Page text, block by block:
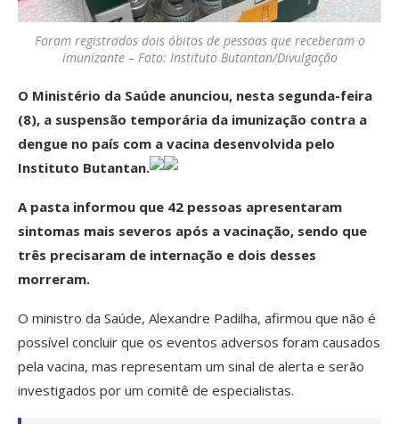
Foram registrados dois óbitos de pessoas que receberam o
imunizante – Foto: Instituto Butantan/Divulgação
O Ministério da Saúde anunciou, nesta segunda-feira
(8), a suspensão temporária da imunização contra a
dengue no país com a vacina desenvolvida pelo
Instituto Butantan.
A pasta informou que 42 pessoas apresentaram
sintomas mais severos após a vacinação, sendo que
três precisaram de internação e dois desses
morreram.
O ministro da Saúde, Alexandre Padilha, afirmou que não é
possível concluir que os eventos adversos foram causados
pela vacina, mas representam um sinal de alerta e serão
investigados por um comitê de especialistas.